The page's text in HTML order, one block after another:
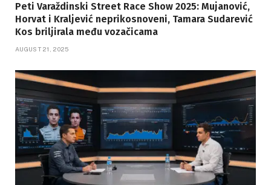
Peti Varaždinski Street Race Show 2025: Mujanović,
Horvat i Kraljević neprikosnoveni, Tamara Sudarević
Kos briljirala među vozačicama
AUGUST 21, 2025